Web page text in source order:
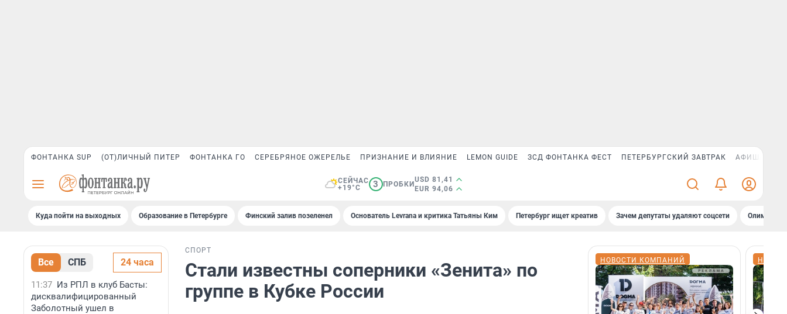
ФОНТАНКА SUP (ОТ)ЛИЧНЫЙ ПИТЕР ФОНТАНКА ГО СЕРЕБРЯНОЕ ОЖЕРЕЛЬЕ ПРИЗНАНИЕ И ВЛИЯНИЕ LEMON GUIDE ЗСД ФОНТАНКА ФЕСТ ПЕТЕРБУРГСКИЙ ЗАВТРАК АФИША PLUS
СЕЙЧАС
+19°C
3 ПРОБКИ
USD 81,41
EUR 94,06
Куда пойти на выходных Образование в Петербурге Финский залив позеленел Основатель Levrana и критика Татьяны Ким Петербург ищет креатив Зачем депутаты удаляют соцсети
Все СПБ 24 часа
11:37 Из РПЛ в клуб Басты:
дисквалифицированный
Заболотный ушел в
СПОРТ
Стали известны соперники «Зенита» по
группе в Кубке России
НОВОСТИ КОМПАНИЙ